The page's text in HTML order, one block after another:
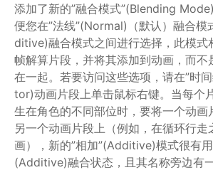
添加了新的”融合模式”(Blending
便您在”法线”(Normal)（默认）融合模
ditive)融合模式之间进行选择，此模式
帧解算片段，并将其添加到动画，而不
在一起。若要访问这些选项，请在”时
tor)动画片段上单击鼠标右键。当每个
生在角色的不同部位时，要将一个动画
另一个动画片段上（例如，在循环行走
画），新的”相加”(Additive)模式很有
(Additive)融合状态，且其名称旁边有